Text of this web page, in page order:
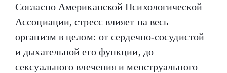
Согласно Американской Психологической
Ассоциации, стресс влияет на весь
организм в целом: от сердечно-сосудистой
и дыхательной его функции, до
сексуального влечения и менструального